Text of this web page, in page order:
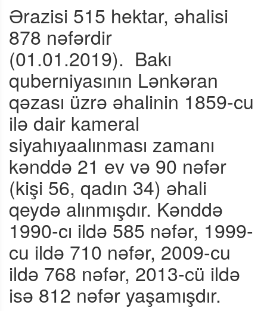
Ərazisi 515 hektar, əhalisi
878 nəfərdir
(01.01.2019). Bakı
quberniyasının Lənkəran
qəzası üzrə əhalinin 1859-cu
ilə dair kameral
siyahıyaalınması zamanı
kənddə 21 ev və 90 nəfər
(kişi 56, qadın 34) əhali
qeydə alınmışdır. Kənddə
1990-cı ildə 585 nəfər, 1999-
cu ildə 710 nəfər, 2009-cu
ildə 768 nəfər, 2013-cü ildə
isə 812 nəfər yaşamışdır.